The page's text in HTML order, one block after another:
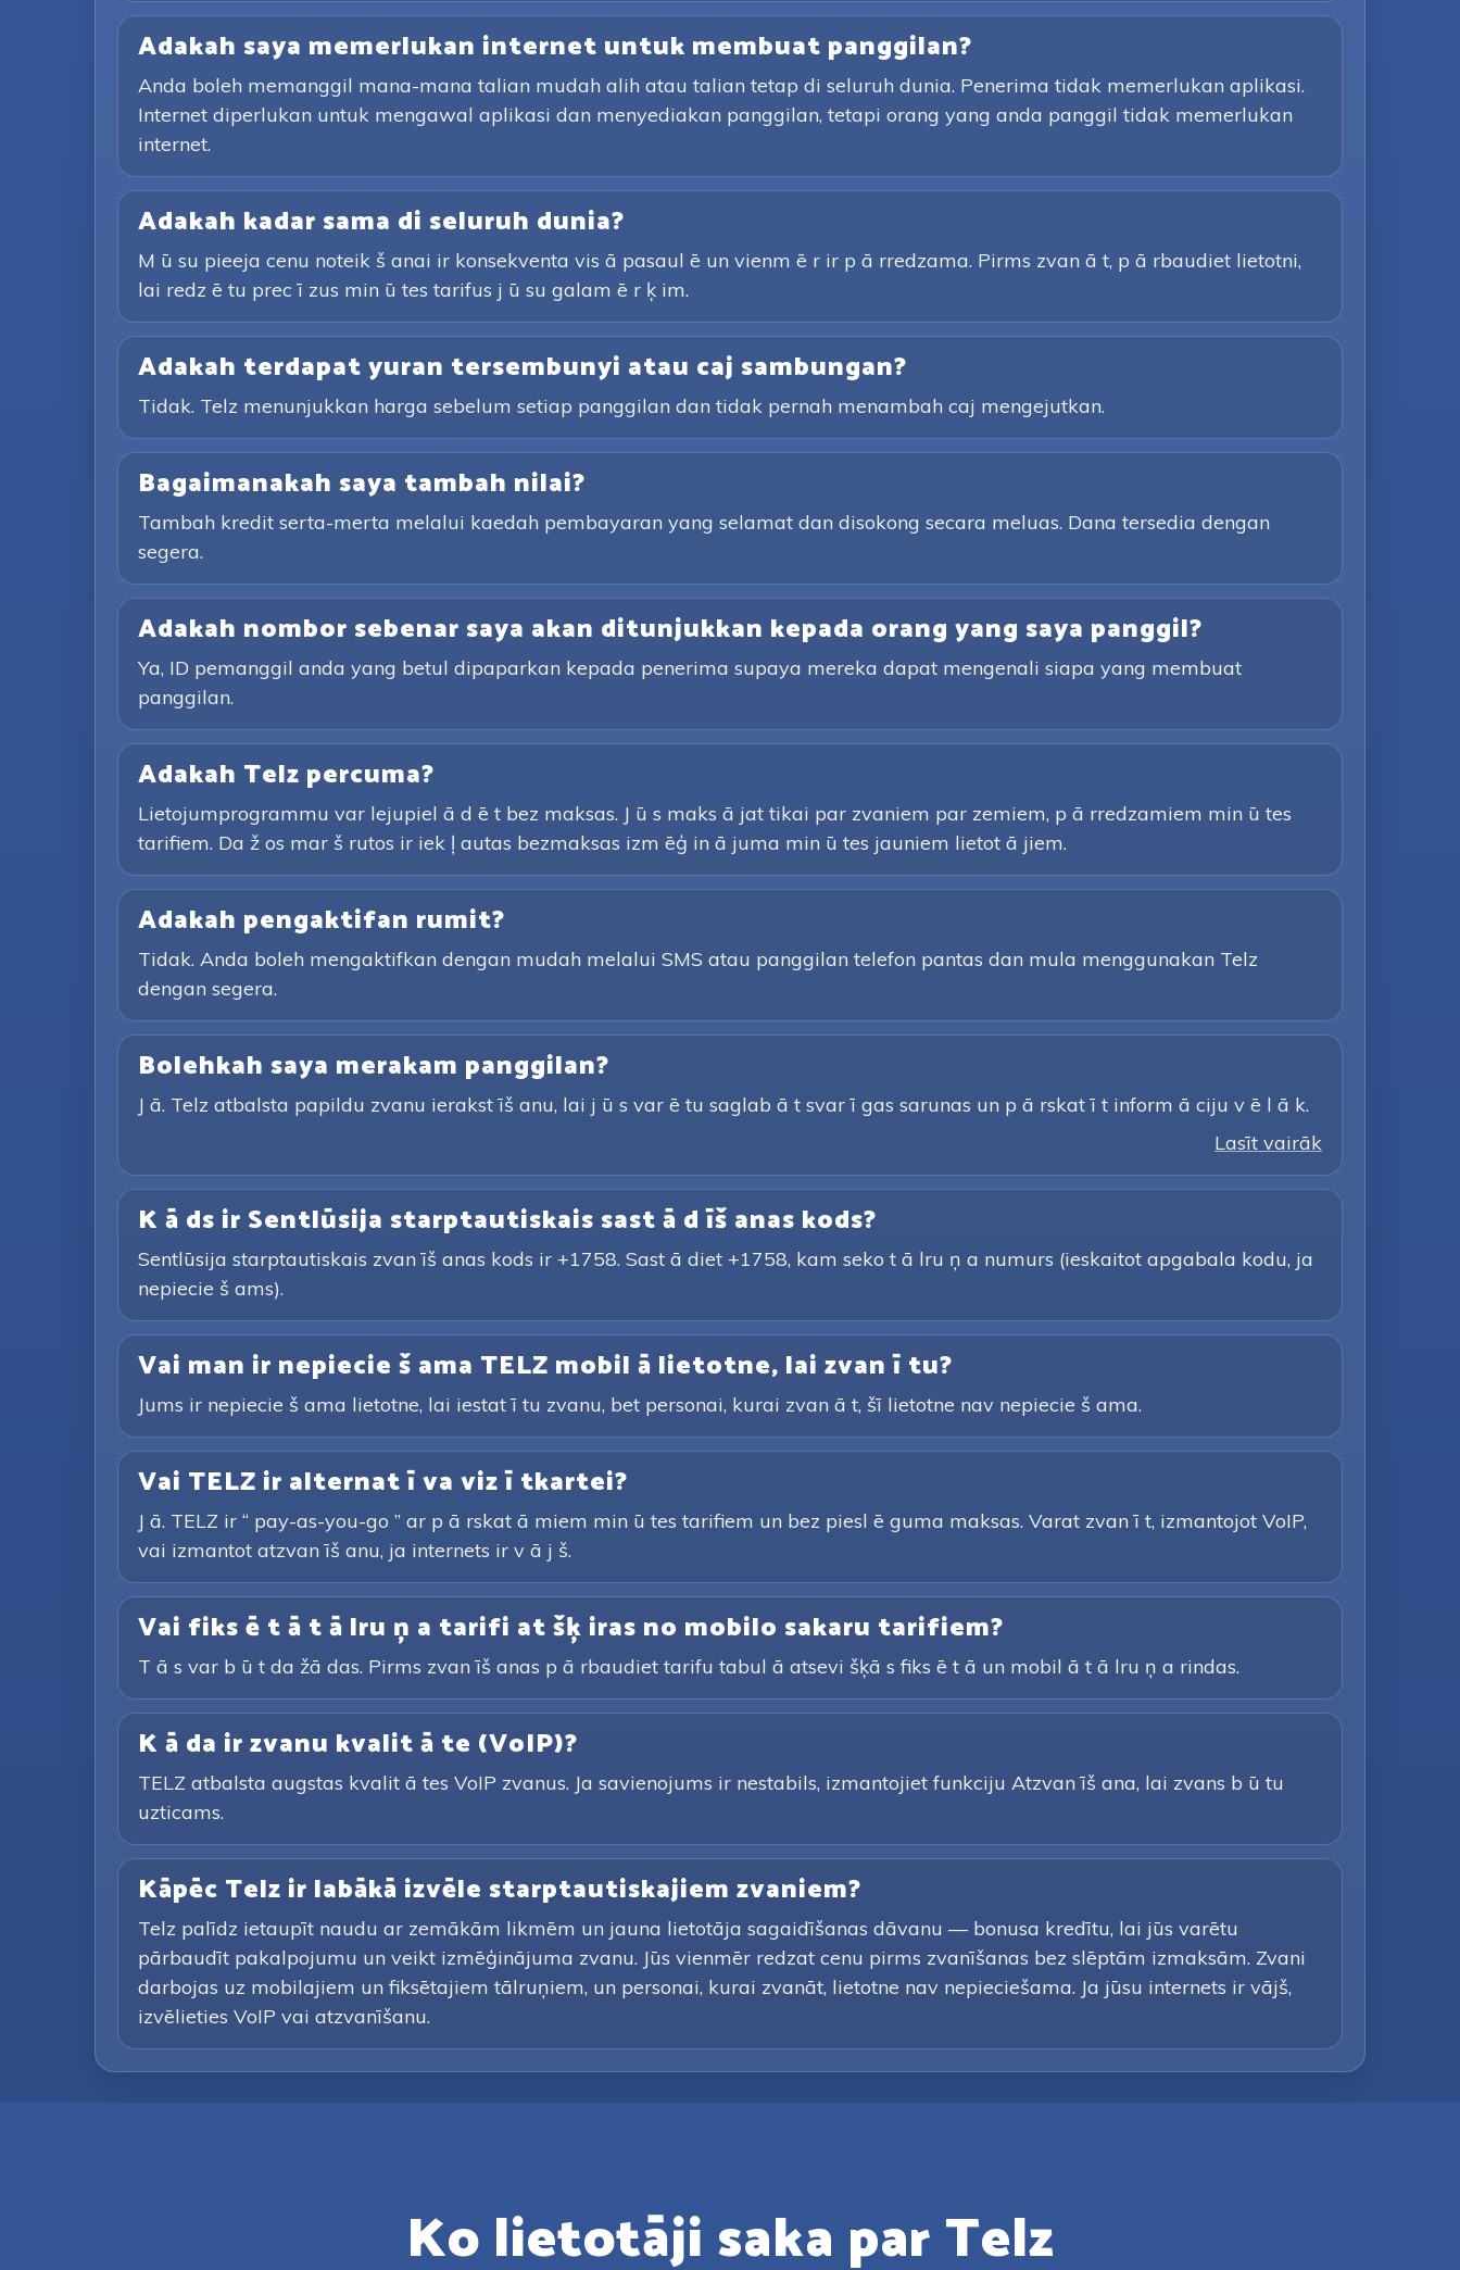
Adakah saya memerlukan internet untuk membuat panggilan?
Anda boleh memanggil mana-mana talian mudah alih atau talian tetap di seluruh dunia. Penerima tidak memerlukan aplikasi.
Internet diperlukan untuk mengawal aplikasi dan menyediakan panggilan, tetapi orang yang anda panggil tidak memerlukan
internet.
Adakah kadar sama di seluruh dunia?
M ū su pieeja cenu noteik š anai ir konsekventa vis ā pasaul ē un vienm ē r ir p ā rredzama. Pirms zvan ā t, p ā rbaudiet lietotni,
lai redz ē tu prec ī zus min ū tes tarifus j ū su galam ē r ķ im.
Adakah terdapat yuran tersembunyi atau caj sambungan?
Tidak. Telz menunjukkan harga sebelum setiap panggilan dan tidak pernah menambah caj mengejutkan.
Bagaimanakah saya tambah nilai?
Tambah kredit serta-merta melalui kaedah pembayaran yang selamat dan disokong secara meluas. Dana tersedia dengan
segera.
Adakah nombor sebenar saya akan ditunjukkan kepada orang yang saya panggil?
Ya, ID pemanggil anda yang betul dipaparkan kepada penerima supaya mereka dapat mengenali siapa yang membuat
panggilan.
Adakah Telz percuma?
Lietojumprogrammu var lejupiel ā d ē t bez maksas. J ū s maks ā jat tikai par zvaniem par zemiem, p ā rredzamiem min ū tes
tarifiem. Da ž os mar š rutos ir iek ļ autas bezmaksas izm ēģ in ā juma min ū tes jauniem lietot ā jiem.
Adakah pengaktifan rumit?
Tidak. Anda boleh mengaktifkan dengan mudah melalui SMS atau panggilan telefon pantas dan mula menggunakan Telz
dengan segera.
Bolehkah saya merakam panggilan?
J ā. Telz atbalsta papildu zvanu ierakst īš anu, lai j ū s var ē tu saglab ā t svar ī gas sarunas un p ā rskat ī t inform ā ciju v ē l ā k.
Lasīt vairāk
K ā ds ir Sentlūsija starptautiskais sast ā d īš anas kods?
Sentlūsija starptautiskais zvan īš anas kods ir +1758. Sast ā diet +1758, kam seko t ā lru ņ a numurs (ieskaitot apgabala kodu, ja
nepiecie š ams).
Vai man ir nepiecie š ama TELZ mobil ā lietotne, lai zvan ī tu?
Jums ir nepiecie š ama lietotne, lai iestat ī tu zvanu, bet personai, kurai zvan ā t, šī lietotne nav nepiecie š ama.
Vai TELZ ir alternat ī va viz ī tkartei?
J ā. TELZ ir “ pay-as-you-go ” ar p ā rskat ā miem min ū tes tarifiem un bez piesl ē guma maksas. Varat zvan ī t, izmantojot VoIP,
vai izmantot atzvan īš anu, ja internets ir v ā j š.
Vai fiks ē t ā t ā lru ņ a tarifi at šķ iras no mobilo sakaru tarifiem?
T ā s var b ū t da žā das. Pirms zvan īš anas p ā rbaudiet tarifu tabul ā atsevi šķā s fiks ē t ā un mobil ā t ā lru ņ a rindas.
K ā da ir zvanu kvalit ā te (VoIP)?
TELZ atbalsta augstas kvalit ā tes VoIP zvanus. Ja savienojums ir nestabils, izmantojiet funkciju Atzvan īš ana, lai zvans b ū tu
uzticams.
Kāpēc Telz ir labākā izvēle starptautiskajiem zvaniem?
Telz palīdz ietaupīt naudu ar zemākām likmēm un jauna lietotāja sagaidīšanas dāvanu — bonusa kredītu, lai jūs varētu
pārbaudīt pakalpojumu un veikt izmēģinājuma zvanu. Jūs vienmēr redzat cenu pirms zvanīšanas bez slēptām izmaksām. Zvani
darbojas uz mobilajiem un fiksētajiem tālruņiem, un personai, kurai zvanāt, lietotne nav nepieciešama. Ja jūsu internets ir vājš,
izvēlieties VoIP vai atzvanīšanu.
Ko lietotāji saka par Telz